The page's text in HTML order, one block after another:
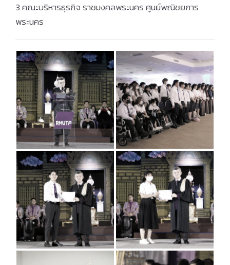
3 คณะบริหารธุรกิจ ราชมงคลพระนคร ศูนย์พณิชยการ
พระนคร